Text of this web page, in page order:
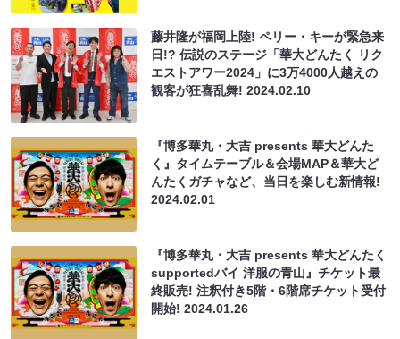
藤井隆が福岡上陸! ペリー・キーが緊急来
日!? 伝説のステージ「華大どんたく リク
エストアワー2024」に3万4000人越えの
観客が狂喜乱舞!2024.02.10
『博多華丸・⼤吉 presents 華⼤どんた
く』タイムテーブル＆会場MAP＆華大ど
んたくガチャなど、当日を楽しむ新情報!
2024.02.01
『博多華丸・⼤吉 presents 華⼤どんたく
supportedバイ 洋服の⻘⼭』チケット最
終販売! 注釈付き5階・6階席チケット受付
開始!2024.01.26